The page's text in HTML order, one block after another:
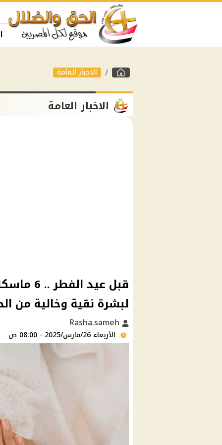
الاخبار العامة
الاخبار العامة
قبل
لبشرة نقية وخالية من
الأربعاء 26/مارس/2025 - 08:00 ص